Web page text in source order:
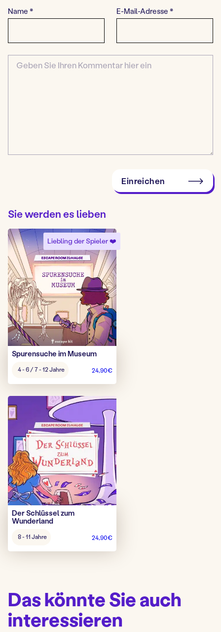
Name * E-Mail-Adresse *
Einreichen
Sie werden es lieben
Liebling der Spieler ❤️
Spurensuche im Museum
Spiel:
4 - 6 / 7 - 12 Jahre 24,90€
Der Schlüssel zum
Wunderland
Spiel:
8 - 11 Jahre 24,90€
Das könnte Sie auch
interessieren